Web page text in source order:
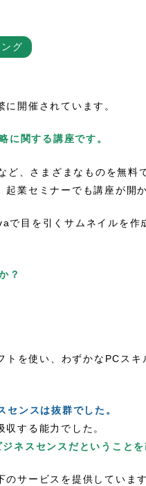
グ
開催されています。
に関する講座です。
、さまざまなものを無料
業セミナーでも講座が開
目を引くサムネイルを
？
を使い、わずかなPCス
センスは抜群でした。
する能力でした。
ネスセンスだということを
サービスを提供しています